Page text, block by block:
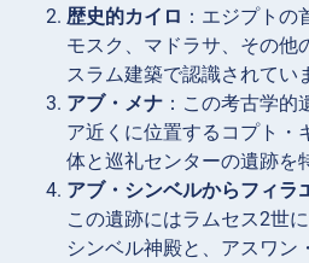
歴史的カイロ ：エジプトの
モスク、マドラサ、その他
スラム建築で認識されてい
アブ・メナ ：この考古学的
ア近くに位置するコプト・
体と巡礼センターの遺跡を
アブ・シンベルからフィラ
この遺跡にはラムセス2世
シンベル神殿と、アスワン